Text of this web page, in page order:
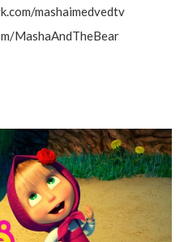
mashaimedvedtv
MashaAndTheBear